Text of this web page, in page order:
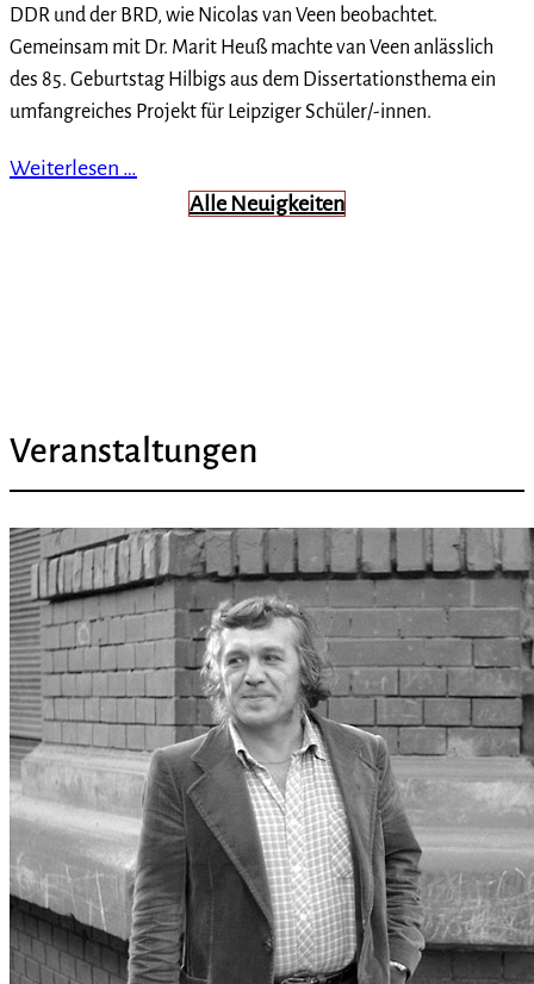
DDR und der BRD, wie Nicolas van Veen beobachtet.
Gemeinsam mit Dr. Marit Heuß machte van Veen anlässlich
des 85. Geburtstag Hilbigs aus dem Dissertationsthema ein
umfangreiches Projekt für Leipziger Schüler/-innen.
Weiterlesen …
Alle Neuigkeiten
Veranstaltungen